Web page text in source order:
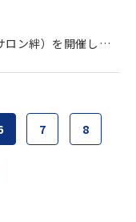
絆）を開催します
7 8